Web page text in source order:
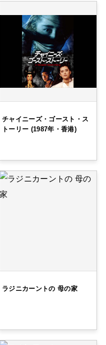
チャイニーズ・ゴースト・ス
トーリー (1987年・香港)
ラジニカーントの 母の家